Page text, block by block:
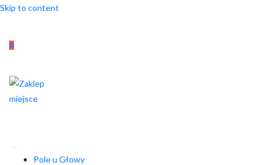
Skip to content
0
Pole u Głowy